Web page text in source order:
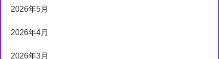
2026年5月
2026年4月
2026年3月